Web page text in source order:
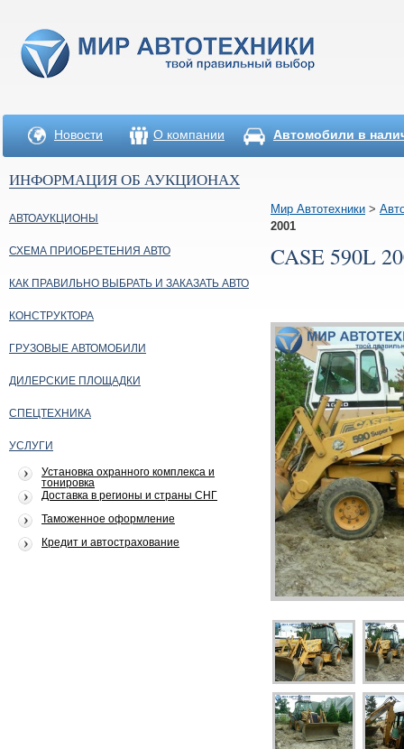
Новости О компании Автомобили в
ИНФОРМАЦИЯ ОБ АУКЦИОНАХ
АВТОАУКЦИОНЫ
СХЕМА ПРИОБРЕТЕНИЯ АВТО
КАК ПРАВИЛЬНО ВЫБРАТЬ И ЗАКАЗАТЬ АВТО
КОНСТРУКТОРА
ГРУЗОВЫЕ АВТОМОБИЛИ
ДИЛЕРСКИЕ ПЛОЩАДКИ
СПЕЦТЕХНИКА
УСЛУГИ
Установка охранного комплекса и
тонировка
Доставка в регионы и страны СНГ
Таможенное оформление
Кредит и автострахование
Мир Автотехники >
2001
CASE 590L